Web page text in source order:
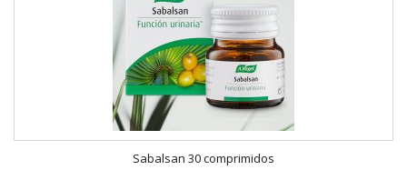
Sabalsan 30 comprimidos